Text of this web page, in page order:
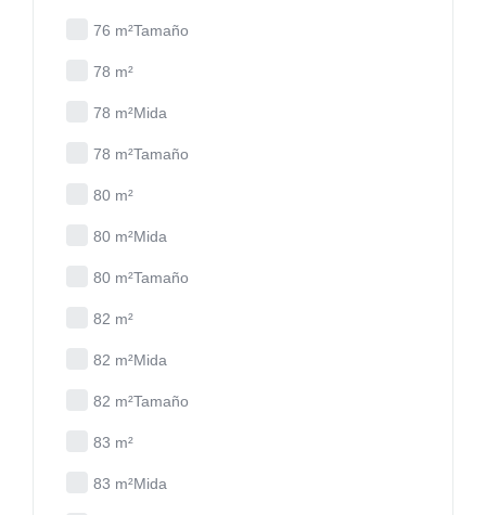
76 m²Tamaño
78 m²
78 m²Mida
78 m²Tamaño
80 m²
80 m²Mida
80 m²Tamaño
82 m²
82 m²Mida
82 m²Tamaño
83 m²
83 m²Mida